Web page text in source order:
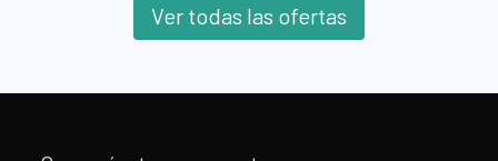
Ver todas las ofertas